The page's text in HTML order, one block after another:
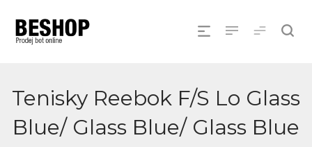
Tenisky Reebok F/S Lo Glass
Blue/ Glass Blue/ Glass Blue